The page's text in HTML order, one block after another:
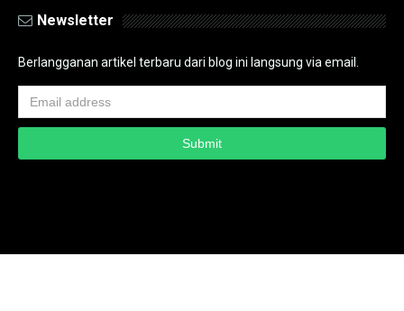
Newsletter
Berlangganan artikel terbaru dari blog ini langsung via email.